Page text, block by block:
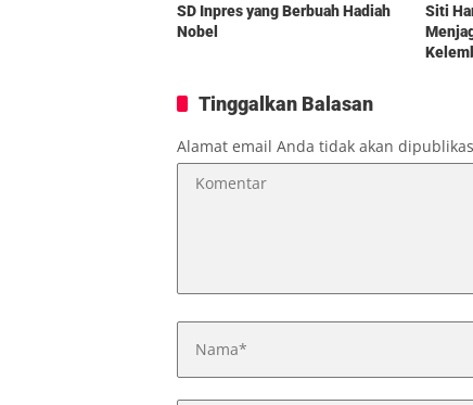
SD Inpres yang Berbuah Hadiah
Nobel
Siti
Tinggalkan Balasan
Alamat email Anda tidak akan